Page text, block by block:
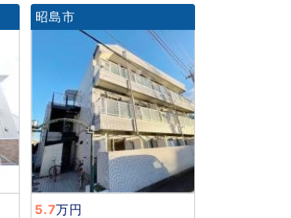
昭島市
5.7万円